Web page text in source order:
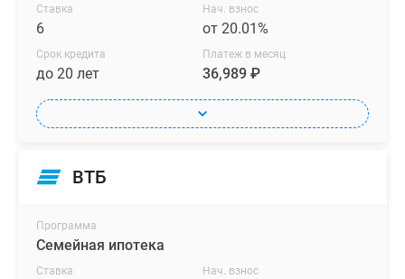
Ставка
6
Нач. взнос
от 20.01%
Срок кредита
до 20 лет
Платеж в месяц
36,989 ₽
ВТБ
Программа
Семейная ипотека
Ставка Нач. взнос